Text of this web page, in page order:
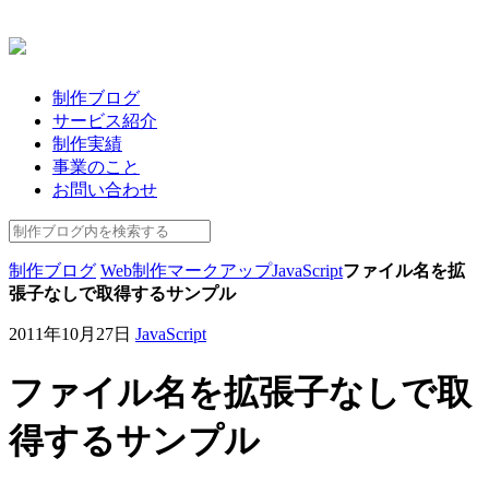
制作ブログ
サービス紹介
制作実績
事業のこと
お問い合わせ
制作ブログ Web制作マークアップJavaScriptファイル名を拡
張子なしで取得するサンプル
2011年10月27日 JavaScript
ファイル名を拡張子なしで取
得するサンプル